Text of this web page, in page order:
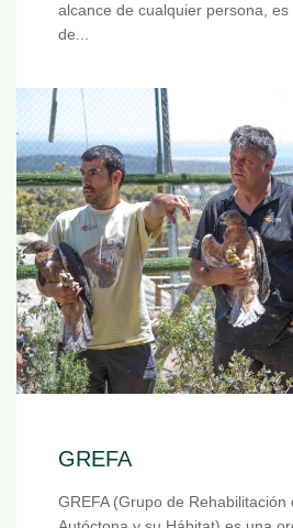
alcance de cualquier persona,
de...
GREFA
GREFA (Grupo de Rehabilitación